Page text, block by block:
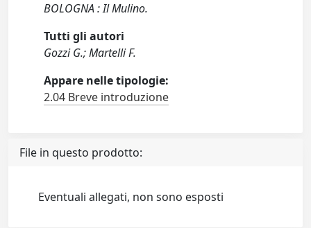
BOLOGNA : Il Mulino.
Tutti gli autori
Gozzi G.; Martelli F.
Appare nelle tipologie:
2.04 Breve introduzione
File in questo prodotto:
Eventuali allegati, non sono esposti